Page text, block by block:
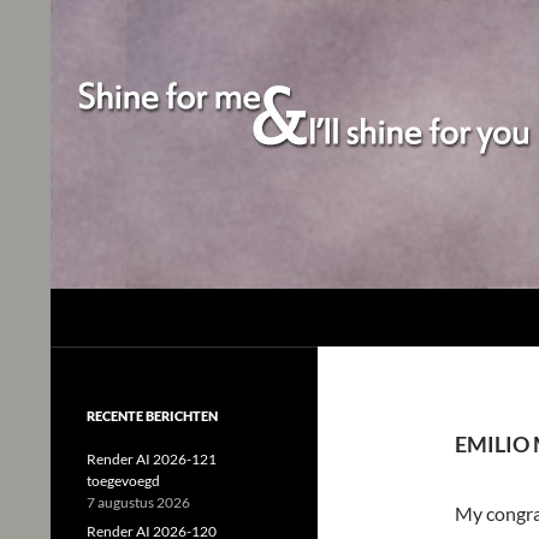
EMILIO
My
RECENTE BERICHTEN
Render AI 2026-121
toegevoegd
7 augustus 2026
Render AI 2026-120